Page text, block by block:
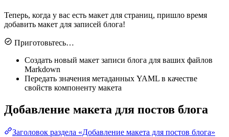
Теперь, когда у вас есть макет для страниц, пришло время
добавить макет для записей блога!
Приготовьтесь…
Создать новый макет записи блога для ваших файлов
Markdown
Передать значения метаданных YAML в качестве
свойств компоненту макета
Добавление макета для постов блога
Заголовок раздела «Добавление макета для постов блога»